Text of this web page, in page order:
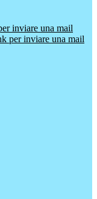
inviare una mail
per inviare una mail